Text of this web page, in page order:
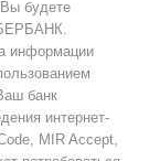
будете
информации
банк
интернет-
MIR Accept,